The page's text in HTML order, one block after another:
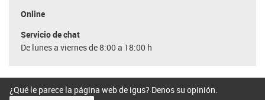
Online
Servicio de chat
De lunes a viernes de 8:00 a 18:00 h
¿Qué le parece la página web de igus? Denos su opinión.